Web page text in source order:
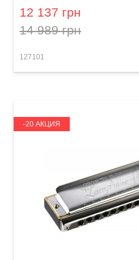
12 137 грн
14 989 грн
127101
-20 АКЦИЯ